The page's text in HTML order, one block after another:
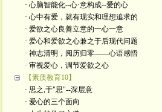
· 心脑智能化--心·意构成--爱的心
· 心中有爱，就有现实和理想追求的
· 爱欲之心良善立意的一心一意
· 爱心和爱欲之心兼之于后现代问题
· 神志清明，阅历归零——心语感悟
· 审视爱心，调节爱欲之心
【素质教育10】
· 思之,于"思"--深层意
· 爱心的三个面向